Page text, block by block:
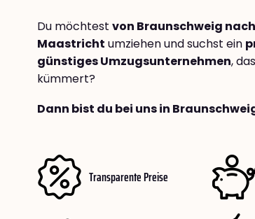
Du möchtest von Braunschweig nach
Maastricht umziehen und suchst ein
günstiges Umzugsunternehmen,
kümmert?
Dann bist du bei uns in
Transparente Preise